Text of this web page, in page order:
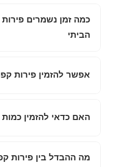
כמה זמן נשמרים
הביתי
אפשר להזמין פירות
האם כדאי להזמין
מה ההבדל בין פירות